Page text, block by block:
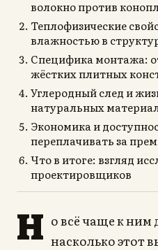
волокно против
Теплофизические
влажностью в
Специфика монтажа:
жёстких плитных
Углеродный след и
натуральных
Экономика и
переплачивать за
Что в итоге: взгляд
проектировщиков
Н о всё чаще к
насколько этот